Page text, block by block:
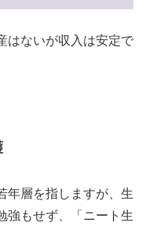
はないが収入は安定で
年層を指しますが、生
強もせず、「ニート生